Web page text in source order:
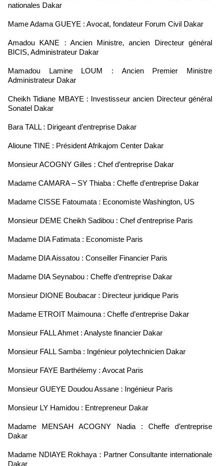
nationales Dakar
Mame Adama GUEYE : Avocat, fondateur Forum Civil Dakar
Amadou KANE : Ancien Ministre, ancien Directeur général
BICIS, Administrateur Dakar
Mamadou Lamine LOUM : Ancien Premier Ministre
Administrateur Dakar
Cheikh Tidiane MBAYE : Investisseur ancien Directeur général
Sonatel Dakar
Bara TALL : Dirigeant d’entreprise Dakar
Alioune TINE : Président Afrikajom Center Dakar
Monsieur ACOGNY Gilles : Chef d’entreprise Dakar
Madame CAMARA – SY Thiaba : Cheffe d’entreprise Dakar
Madame CISSE Fatoumata : Economiste Washington, US
Monsieur DEME Cheikh Sadibou : Chef d’entreprise Paris
Madame DIA Fatimata : Economiste Paris
Madame DIA Aissatou : Conseiller Financier Paris
Madame DIA Seynabou : Cheffe d’entreprise Dakar
Monsieur DIONE Boubacar : Directeur juridique Paris
Madame ETROIT Maimouna : Cheffe d’entreprise Dakar
Monsieur FALL Ahmet : Analyste financier Dakar
Monsieur FALL Samba : Ingénieur polytechnicien Dakar
Monsieur FAYE Barthélemy : Avocat Paris
Monsieur GUEYE Doudou Assane : Ingénieur Paris
Monsieur LY Hamidou : Entrepreneur Dakar
Madame MENSAH ACOGNY Nadia : Cheffe d’entreprise
Dakar
Madame NDIAYE Rokhaya : Partner Consultante internationale
Dakar